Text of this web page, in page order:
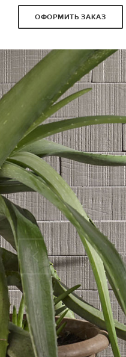
ОФОРМИТЬ ЗАКАЗ